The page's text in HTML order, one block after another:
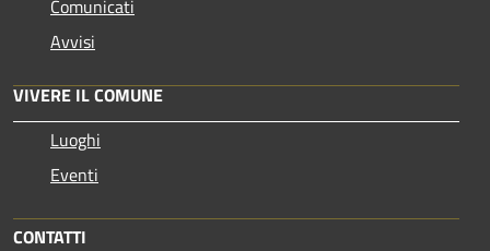
Comunicati
Avvisi
VIVERE IL COMUNE
Luoghi
Eventi
CONTATTI